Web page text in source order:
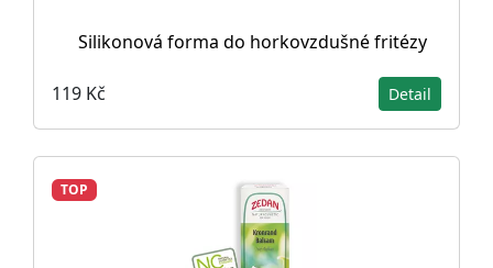
Silikonová forma do horkovzdušné fritézy
119 Kč Detail
TOP